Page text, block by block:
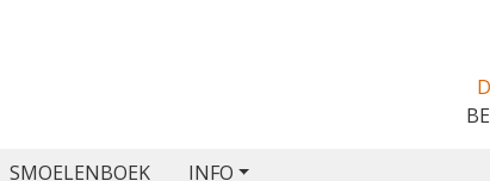
SMOELENBOEK INFO